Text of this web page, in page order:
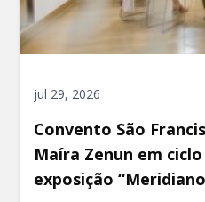
jul 29, 2026
Convento São
Maíra Zenun em
exposição